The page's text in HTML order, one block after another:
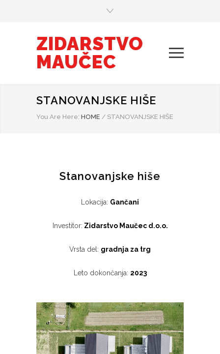
ZIDARSTVO
MAUČEC
STANOVANJSKE HIŠE
You Are Here: HOME / STANOVANJSKE HIŠE
Stanovanjske hiše
Lokacija: Gančani
Investitor: Zidarstvo Maučec d.o.o.
Vrsta del: gradnja za trg
Leto dokončanja: 2023